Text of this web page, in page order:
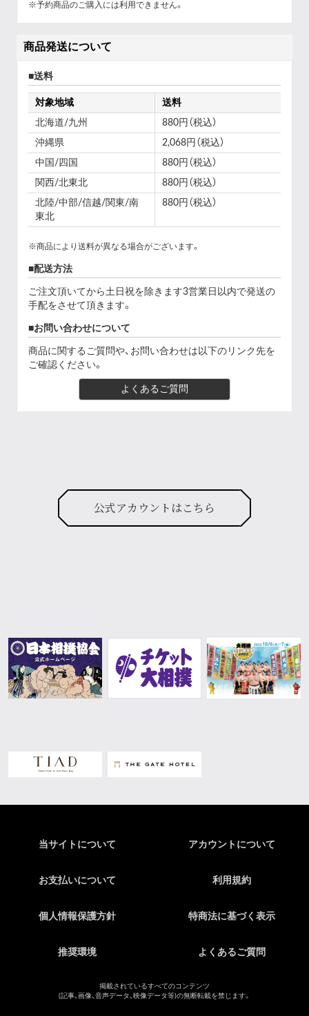
※予約商品のご購入には利用できません。
商品発送について
送料
対象地域 送料
北海道/九州 880円（税込）
沖縄県 2,068円（税込）
中国/四国 880円（税込）
関西/北東北 880円（税込）
北陸/中部/信越/関東/南
東北
880円（税込）
※商品により送料が異なる場合がございます。
配送方法
ご注文頂いてから土日祝を除きます3営業日以内で発送の
手配をさせて頂きます。
お問い合わせについて
商品に関するご質問や、お問い合わせは以下のリンク先を
ご確認ください。
よくあるご質問
公式アカウントはこちら
当サイトについて アカウントについて
お支払いについて 利用規約
個人情報保護方針 特商法に基づく表示
推奨環境 よくあるご質問
掲載されているすべてのコンテンツ
(記事、画像、音声データ、映像データ等)の無断転載を禁じます。